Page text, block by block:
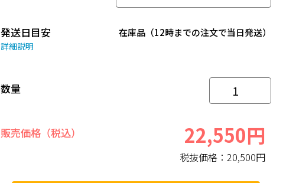
発送日目安
詳細説明
在庫品（12時までの注文で当日発送）
数量
販売価格（税込） 22,550円
税抜価格： 20,500円